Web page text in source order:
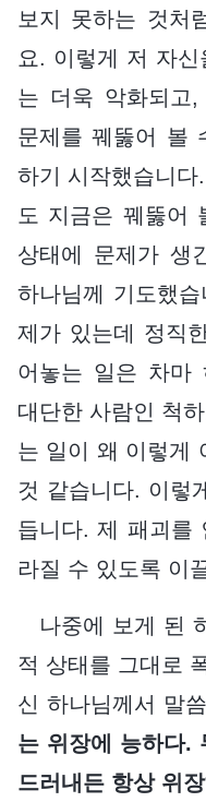
보지 못하는 것처
요. 이렇게 저 자
는 더욱 악화되고,
문제를 꿰뚫어 볼
하기 시작했습니
도 지금은 꿰뚫어
상태에 문제가 생
하나님께 기도했
제가 있는데 정직
어놓는 일은 차마
대단한 사람인 척
는 일이 왜 이렇게
것 같습니다. 이렇
듭니다. 제 패괴를
라질 수 있도록 이
나중에 보게 된
적 상태를 그대로
신 하나님께서 말
는 위장에 능하다.
드러내든 항상 위